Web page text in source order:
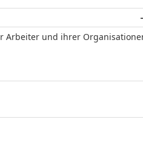
Arbeiter und ihrer